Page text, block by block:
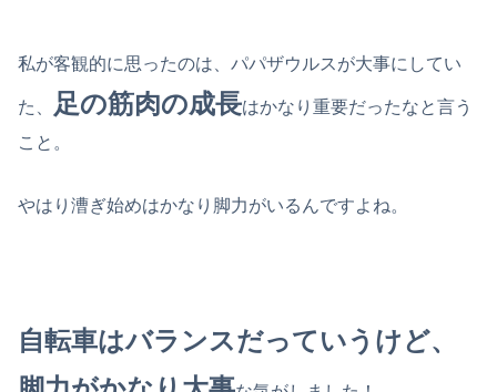
私が客観的に思ったのは、パパザウルスが大事にしてい
た、 足の筋肉の成長はかなり重要だったなと言う
こと。
やはり漕ぎ始めはかなり脚力がいるんですよね。
自転車はバランスだっていうけど、